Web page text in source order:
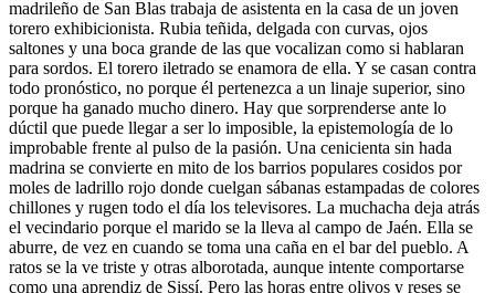
madrileño de San Blas trabaja de asistenta en la casa de un joven
torero exhibicionista. Rubia teñida, delgada con curvas, ojos
saltones y una boca grande de las que vocalizan como si hablaran
para sordos. El torero iletrado se enamora de ella. Y se casan contra
todo pronóstico, no porque él pertenezca a un linaje superior, sino
porque ha ganado mucho dinero. Hay que sorprenderse ante lo
dúctil que puede llegar a ser lo imposible, la epistemología de lo
improbable frente al pulso de la pasión. Una cenicienta sin hada
madrina se convierte en mito de los barrios populares cosidos por
moles de ladrillo rojo donde cuelgan sábanas estampadas de colores
chillones y rugen todo el día los televisores. La muchacha deja atrás
el vecindario porque el marido se la lleva al campo de Jaén. Ella se
aburre, de vez en cuando se toma una caña en el bar del pueblo. A
ratos se la ve triste y otras alborotada, aunque intente comportarse
como una aprendiz de Sissí. Pero las horas entre olivos y reses se